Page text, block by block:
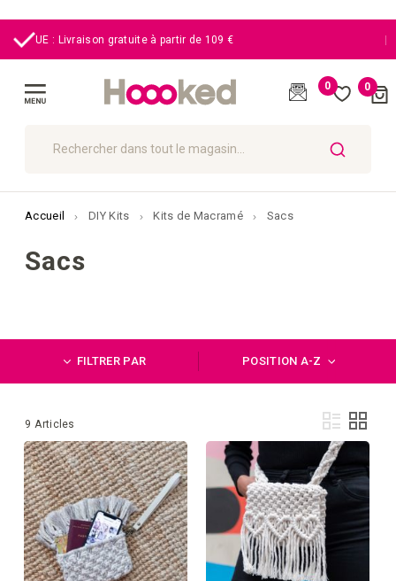
UE : Livraison gratuite à partir de 109 € |
0 0Cart
Accueil DIY Kits Kits de Macramé Sacs
Sacs
FILTRER PAR
Grille
Liste
9 Articles
POSITION A-Z